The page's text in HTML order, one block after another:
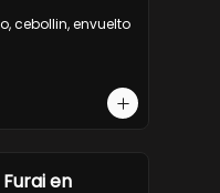
cebollin, envuelto
queso,
en